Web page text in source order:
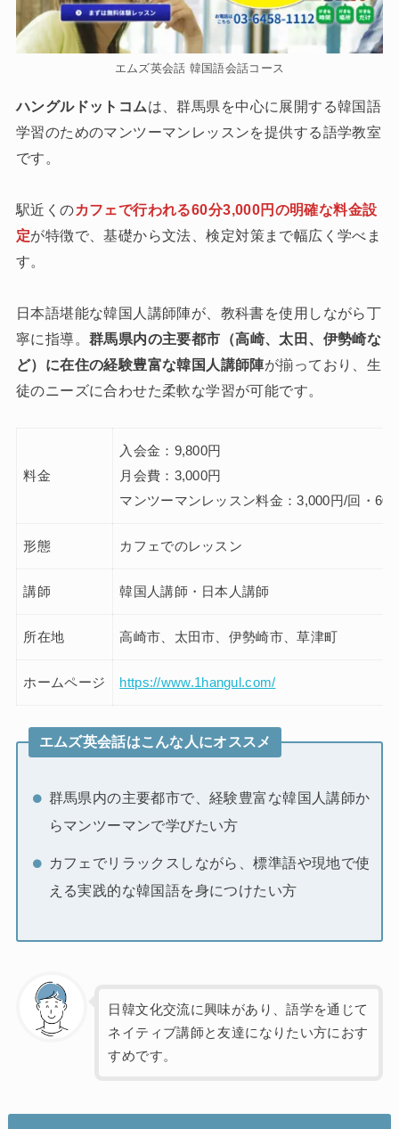
エムズ英会話 韓国語会話コース
ハングルドットコムは、群馬県を中心に展開する韓国語
学習のためのマンツーマンレッスンを提供する語学教室
です。
駅近くのカフェで行われる60分3,000円の明確な料金設
定が特徴で、基礎から文法、検定対策まで幅広く学べま
す。
日本語堪能な韓国人講師陣が、教科書を使用しながら丁
寧に指導。 群馬県内の主要都市（高崎、太田、伊勢崎な
ど）に在住の経験豊富な韓国人講師陣が揃っており、生
徒のニーズに合わせた柔軟な学習が可能です。
料金
入会金：9,800円
月会費：3,000円
マンツーマンレッスン料金：3,000円/回・60
形態 カフェでのレッスン
講師 韓国人講師・日本人講師
所在地 高崎市、太田市、伊勢崎市、草津町
ホームページ https://www.1hangul.com/
エムズ英会話はこんな人にオススメ
群馬県内の主要都市で、経験豊富な韓国人講師か
らマンツーマンで学びたい方
カフェでリラックスしながら、標準語や現地で使
える実践的な韓国語を身につけたい方
日韓文化交流に興味があり、語学を通じて
ネイティブ講師と友達になりたい方におす
すめです。